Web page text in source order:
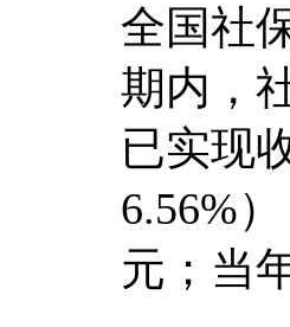
全国社
期内，
已实现
6.56%
元；当